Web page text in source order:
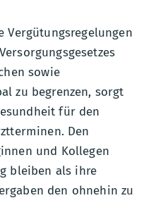
Vergütungsregelungen
sowie
zu begrenzen, sorgt
für den
Den
und Kollegen
bleiben als ihre
den ohnehin zu